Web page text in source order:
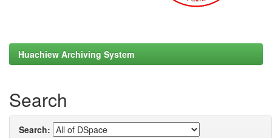
Huachiew Archiving System
Search
Search: